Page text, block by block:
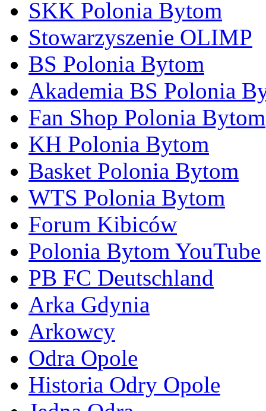
SKK Polonia Bytom
Stowarzyszenie OLIMP
BS Polonia Bytom
Akademia BS Polonia
Fan Shop Polonia Bytom
KH Polonia Bytom
Basket Polonia Bytom
WTS Polonia Bytom
Forum Kibiców
Polonia Bytom YouTube
PB FC Deutschland
Arka Gdynia
Arkowcy
Odra Opole
Historia Odry Opole